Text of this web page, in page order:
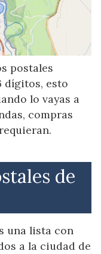
postales
dígitos, esto
lo vayas a
compras
de
una lista con
a la ciudad de